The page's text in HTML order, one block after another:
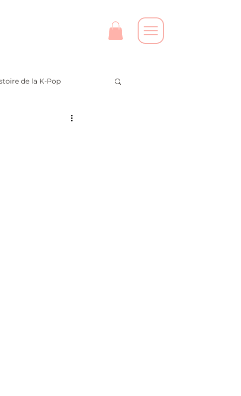
de la K-Pop